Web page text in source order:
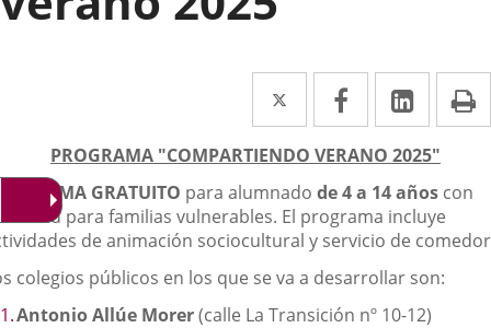
Twitter
Enlace
a
una
aplicación
externa.
Facebook
Enlace
a
una
aplicación
externa.
Enlace
a
una
PROGRAMA "COMPARTIENDO VERANO 2025"
GRATUITO para alumnado de 4 a 14 años con
para familias vulnerables. El programa incluye
de animación sociocultural y servicio de
colegios públicos en los que se va a desarrollar son:
Antonio Allúe Morer(calle La Transición nº 10-12)